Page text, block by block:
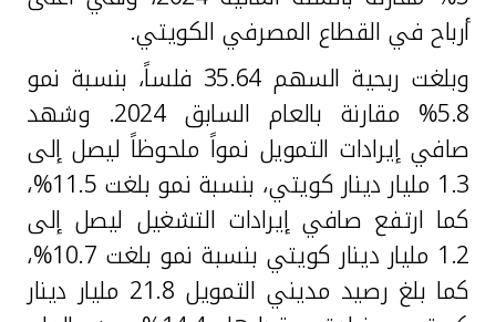
أرباح في القطاع المصرفي الكويتي.
وبلغت ربحية السهم 35.64 فلساً، بنسبة نمو
5.8% مقارنة بالعام السابق 2024. وشهد
صافي إيرادات التمويل نمواً ملحوظاً ليصل إلى
1.3 مليار دينار كويتي، بنسبة نمو بلغت 11.5%،
كما ارتفع صافي إيرادات التشغيل ليصل إلى
1.2 مليار دينار كويتي بنسبة نمو بلغت 10.7%،
كما بلغ رصيد مديني التمويل 21.8 مليار دينار